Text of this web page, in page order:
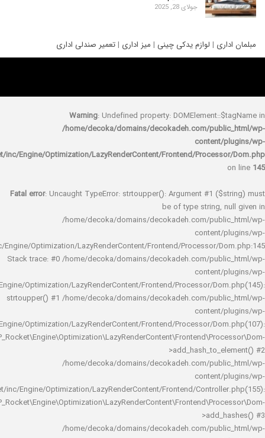
جولای 28, 2025
|لوازم یدکی چینی|میز اداری| تعمیر صندلی اداری
Warning: Undefined property:
/home/decoka/domains/decokadeh.com/
rocket/inc/Engine/Optimization/LazyRenderContent/Frontend/
Fatal error : Uncaught TypeError: strtoupper(): Argument #1
be of type string,
/home/decoka/domains/decokadeh.com/
rocket/inc/Engine/Optimization/LazyRenderContent/Frontend/Processor/
Stack trace: #0 /home/decoka/domains/decokadeh.com/
rocket/inc/Engine/Optimization/LazyRenderContent/Frontend/Processor/
strtoupper() #1 /home/decoka/domains/decokadeh.com/
rocket/inc/Engine/Optimization/LazyRenderContent/Frontend/Processor/
/home/decoka/domains/decokadeh.com/
rocket/inc/Engine/Optimization/LazyRenderContent/Frontend/
/home/decoka/domains/decokadeh.com/